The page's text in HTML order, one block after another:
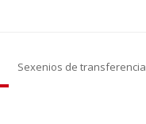
Sexenios de transferencia